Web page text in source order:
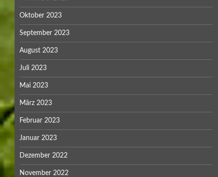
Oktober 2023
September 2023
August 2023
Juli 2023
Mai 2023
März 2023
Februar 2023
Januar 2023
Dezember 2022
November 2022